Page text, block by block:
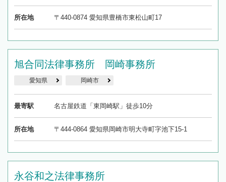
所在地 〒440-0874 愛知県豊橋市東松山町17
旭合同法律事務所 岡崎事務所
愛知県 岡崎市
最寄駅 名古屋鉄道「東岡崎駅」徒歩10分
所在地 〒444-0864 愛知県岡崎市明大寺町字池下15-1
永谷和之法律事務所